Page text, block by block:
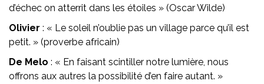
d’échec on atterrit dans les étoiles » (Oscar Wilde)
Olivier : « Le soleil n’oublie pas un village parce qu’il est
petit. » (proverbe africain)
De Melo : « En faisant scintiller notre lumière, nous
offrons aux autres la possibilité d’en faire autant. »